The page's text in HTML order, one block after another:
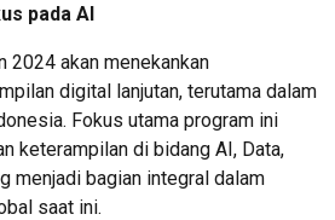
pada AI
2024 akan menekankan
digital lanjutan, terutama dalam
Fokus utama program ini
keterampilan di bidang AI, Data,
menjadi bagian integral dalam
saat ini.